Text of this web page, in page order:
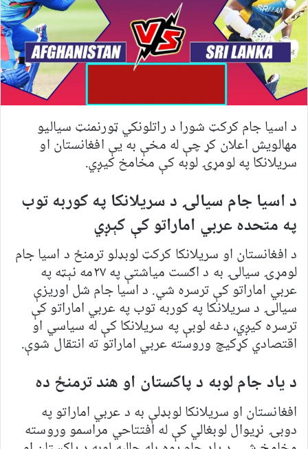
د اسیا جام کرکټ شورا د راتلونکي ټورنمنټ سیالیو
مهالویش اعلان کړ چې له مخې به یې افغانستان او
سریلانکا په لومړۍ لوبه کې مخامخ کیږي.
د اسیا جام سیالۍ د سریلانکا په کوربه توب
په متحده عربي اماراتو کې کېږي
د افغانستان او سریلانکا کرکټ لوبډلو ترمنځ د اسیا جام
لومړۍ سیالۍ به د اګست میاشتې په ۲۷مه نېټه په
عربي اماراتو کې ترسره شي. د اسیا جام شل اوریزې
سیالۍ د سریلانکا په کوربه توب په عربي اماراتو کې
ترسره کیږي، دغه لوبې په سریلانکا کې له سیاسي او
اقتصادي کړکیچ وروسته عربي اماراتو ته انتقال شوې.
د یاد جام لوبه د پاکستان او هند ترمنځ ده
افغانستان او سریلانکا لوبډلې به د عربي اماراتو په
دوبۍ نړیوال لوبغالي کې له افتتاحي مراسمو وروسته